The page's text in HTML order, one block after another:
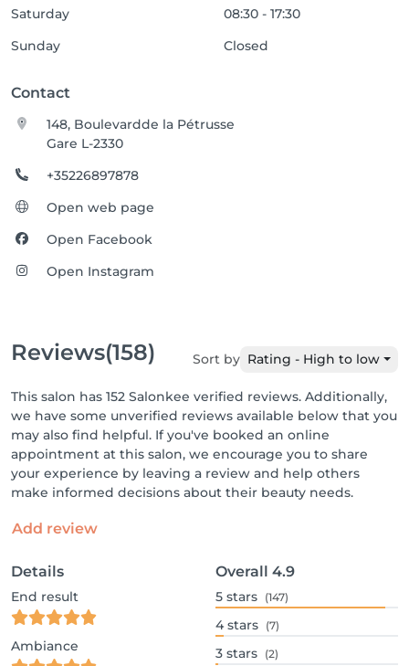
Saturday
08:30 - 17:30
Sunday
Closed
Contact
148, Boulevardde la Pétrusse
Gare L-2330
+35226897878
Open web page
Open Facebook
Open Instagram
Reviews(158) Sort by Rating - High to low
This salon has 152 Salonkee verified reviews. Additionally,
we have some unverified reviews available below that you
may also find helpful. If you've booked an online
appointment at this salon, we encourage you to share
your experience by leaving a review and help others
make informed decisions about their beauty needs.
Add review
Details
End result
Ambiance
Overall 4.9
5 stars (147)
4 stars (7)
3 stars (2)